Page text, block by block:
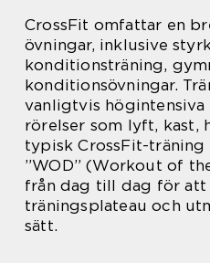
CrossFit omfattar en
övningar, inklusive
konditionsträning,
konditionsövningar.
vanligtvis
rörelser som lyft, kast,
typisk CrossFit-träning
”WOD” (Workout of
från dag till dag för att
träningsplateau och
sätt.